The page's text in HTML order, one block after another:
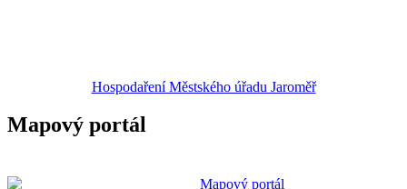
Hospodaření Městského úřadu Jaroměř
Mapový portál